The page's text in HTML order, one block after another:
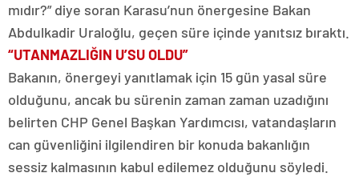
mıdır?” diye soran Karasu’nun önergesine Bakan
Abdulkadir Uraloğlu, geçen süre içinde yanıtsız bıraktı.
“UTANMAZLIĞIN U’SU OLDU”
Bakanın, önergeyi yanıtlamak için 15 gün yasal süre
olduğunu, ancak bu sürenin zaman zaman uzadığını
belirten CHP Genel Başkan Yardımcısı, vatandaşların
can güvenliğini ilgilendiren bir konuda bakanlığın
sessiz kalmasının kabul edilemez olduğunu söyledi.